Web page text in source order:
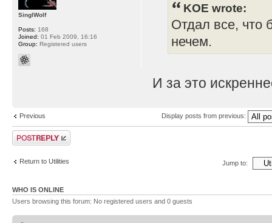
KOE wrote:
Отдал все, что
нечем.
И за это
SinglWolf
Posts: 168
Joined: 01 Feb 2009, 16:16
Group: Registered users
Previous Display posts from previous:
Post a reply
Return to Utilities Jump to:
WHO IS ONLINE
Users browsing this forum: No registered users and 0 guests